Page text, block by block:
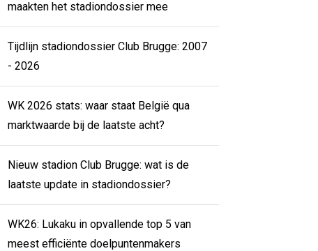
maakten het stadiondossier mee
Tijdlijn stadiondossier Club Brugge: 2007
- 2026
WK 2026 stats: waar staat België qua
marktwaarde bij de laatste acht?
Nieuw stadion Club Brugge: wat is de
laatste update in stadiondossier?
WK26: Lukaku in opvallende top 5 van
meest efficiënte doelpuntenmakers